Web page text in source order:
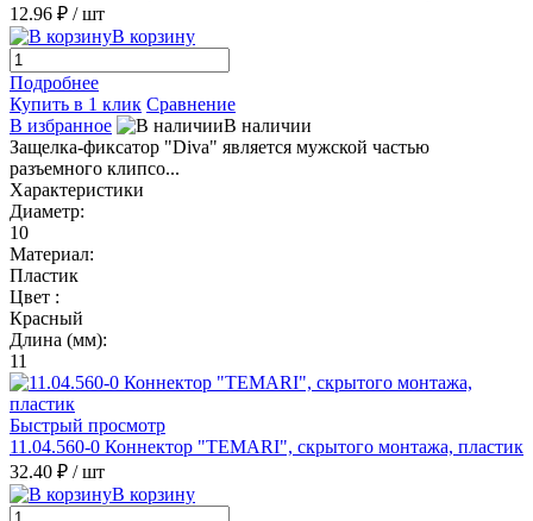
12.96 ₽ / шт
В корзину
Подробнее
Купить в 1 клик Сравнение
В избранное
В наличии
Защелка-фиксатор "Diva" является мужской частью
разъемного клипсо...
Характеристики
Диаметр:
10
Материал:
Пластик
Цвет :
Красный
Длина (мм):
11
Быстрый просмотр
11.04.560-0 Коннектор "TEMARI", скрытого монтажа, пластик
32.40 ₽ / шт
В корзину